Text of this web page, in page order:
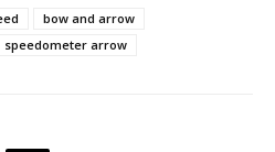
bow and arrow
speedometer arrow